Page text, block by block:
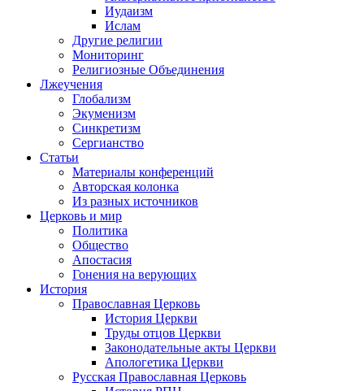
Иудаизм
Ислам
Другие религии
Мониторинг
Религиозные Объединения
Лжеучения
Глобализм
Экуменизм
Синкретизм
Сергианство
Статьи
Материалы конференций
Авторская колонка
Из разных источников
Церковь и мир
Политика
Общество
Апостасия
Гонения на верующих
История
Православная Церковь
История Церкви
Труды отцов Церкви
Законодательные акты Церкви
Апологетика Церкви
Русская Православная Церковь